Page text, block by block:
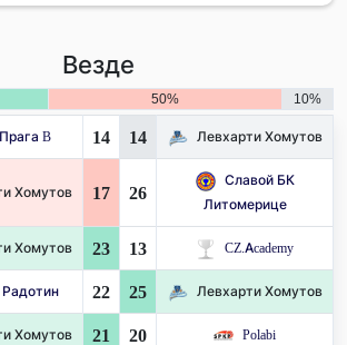
Везде
50% 10%
B 14 14 Левхарти Хомутов
Хомутов 17 26
Славой БК
Литомерице
Хомутов 23 13 CZ.Academy
Радотин 22 25 Левхарти Хомутов
Хомутов 21 20 Polabi